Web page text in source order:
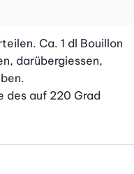
Ca. 1 dl Bouillon
darübergiessen,
des auf 220 Grad